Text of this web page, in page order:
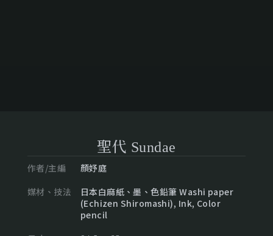
聖代 Sundae
作者/主編
顏妤庭
媒材、技法
日本白麻紙、墨、色鉛筆 Washi paper
(Echizen Shiromashi), Ink, Color
pencil